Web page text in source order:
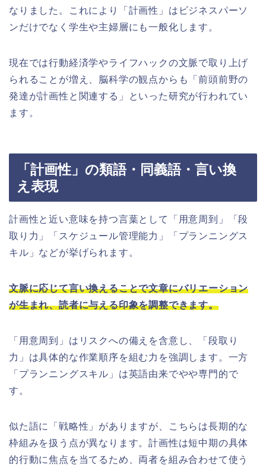
なりました。これにより「計画性」はビジネスパーソ
ンだけでなく学生や主婦層にも一般化します。
現在では行動経済学やライフハックの文脈で取り上げ
られることが増え、脳科学の観点からも「前頭前野の
発達が計画性と関連する」といった研究が行われてい
ます。
「計画性」の類語・同義語・言い換
え表現
計画性と近い意味を持つ言葉として「用意周到」「段
取り力」「スケジュール管理能力」「プランニングス
キル」などが挙げられます。
文脈に応じて言い換えることで文章にバリエーション
が生まれ、読者に与える印象を調整できます。
「用意周到」はリスクへの備えを含意し、「段取り
力」は具体的な作業順序を組む力を強調します。一方
「プランニングスキル」は英語由来でやや専門的で
す。
似た語に「戦略性」がありますが、こちらは長期的な
枠組みを扱う点が異なります。計画性は短中期の具体
的行動に焦点を当てるため、両者を組み合わせて使う